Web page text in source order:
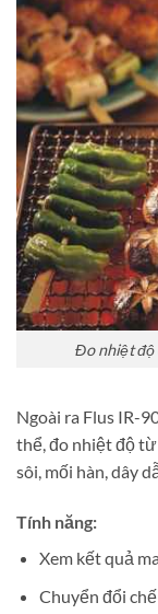
Đo nhiệt độ
Ngoài ra Flus IR-
thể, đo nhiệt độ
sôi, mối hàn, dây
Tính năng:
Xem kết quả
Chuyển đổi